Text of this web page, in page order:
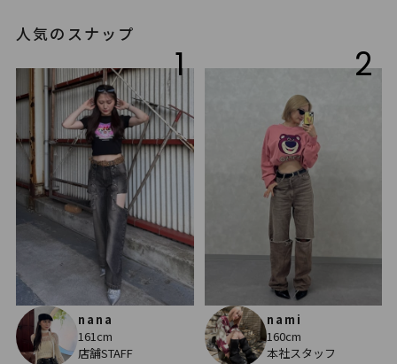
人気のスナップ
1
nana
161cm
店舗STAFF
2
nami
160cm
本社スタッフ